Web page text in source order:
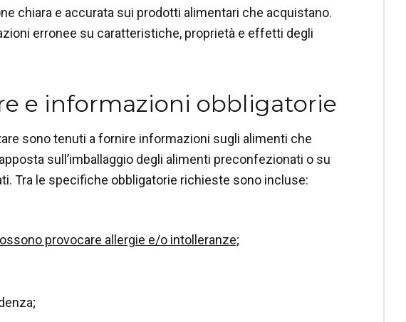
chiara e accurata sui prodotti alimentari che acquistano.
erronee su caratteristiche, proprietà e effetti degli
e informazioni obbligatorie
sono tenuti a fornire informazioni sugli alimenti che
sull’imballaggio degli alimenti preconfezionati o su
Tra le specifiche obbligatorie richieste sono incluse:
provocare allergie e/o intolleranze;